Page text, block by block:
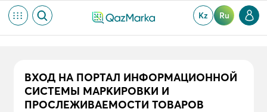
Ru
Kz
ВХОД НА ПОРТАЛ ИНФОРМАЦИОННОЙ
СИСТЕМЫ МАРКИРОВКИ И
ПРОСЛЕЖИВАЕМОСТИ ТОВАРОВ